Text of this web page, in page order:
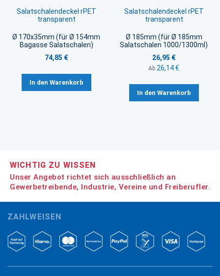
Salatschalendeckel rPET
transparent
Ø 170x35mm (für Ø 154mm
Bagasse Salatschalen)
74,85 €
In den Warenkorb
Salatschalendeckel rPET
transparent
Ø 185mm (für Ø 185mm
Salatschalen 1000/1300ml)
26,95 €
Ab 26,14 €
In den Warenkorb
WICHTIG ZU WISSEN
Unser Angebot richtet sich ausschließlich an
Gewerbetreibende, Industrie, Vereine und Freiberufler.
ZAHLWEISEN